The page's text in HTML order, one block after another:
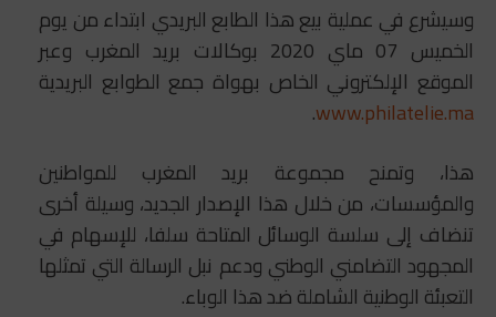
وسيشرع في عملية بيع هذا الطابع البريدي ابتداء من يوم
الخميس 07 ماي 2020 بوكالات بريد المغرب وعبر
الموقع الإلكتروني الخاص بهواة جمع الطوابع البريدية
www.philatelie.ma
.
هذا، وتمنح مجموعة بريد المغرب للمواطنين
والمؤسسات، من خلال هذا الإصدار الجديد، وسيلة أخرى
تنضاف إلى سلسة الوسائل المتاحة سلفا، للإسهام في
المجهود التضامني الوطني ودعم نبل الرسالة التي تمثلها
التعبئة الوطنية الشاملة ضد هذا الوباء.